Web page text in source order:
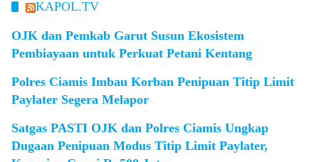
KAPOL.TV
OJK dan Pemkab Garut Susun Ekosistem
Pembiayaan untuk Perkuat Petani Kentang
Polres Ciamis Imbau Korban Penipuan Titip Limit
Paylater Segera Melapor
Satgas PASTI OJK dan Polres Ciamis Ungkap
Dugaan Penipuan Modus Titip Limit Paylater,